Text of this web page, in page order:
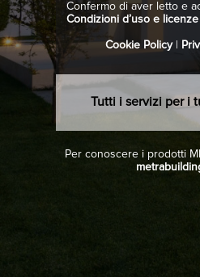
Confermo di aver letto e
Condizioni d’uso e licenze
Cookie Policy
Tutti i servizi per i
Per conoscere i prodotti